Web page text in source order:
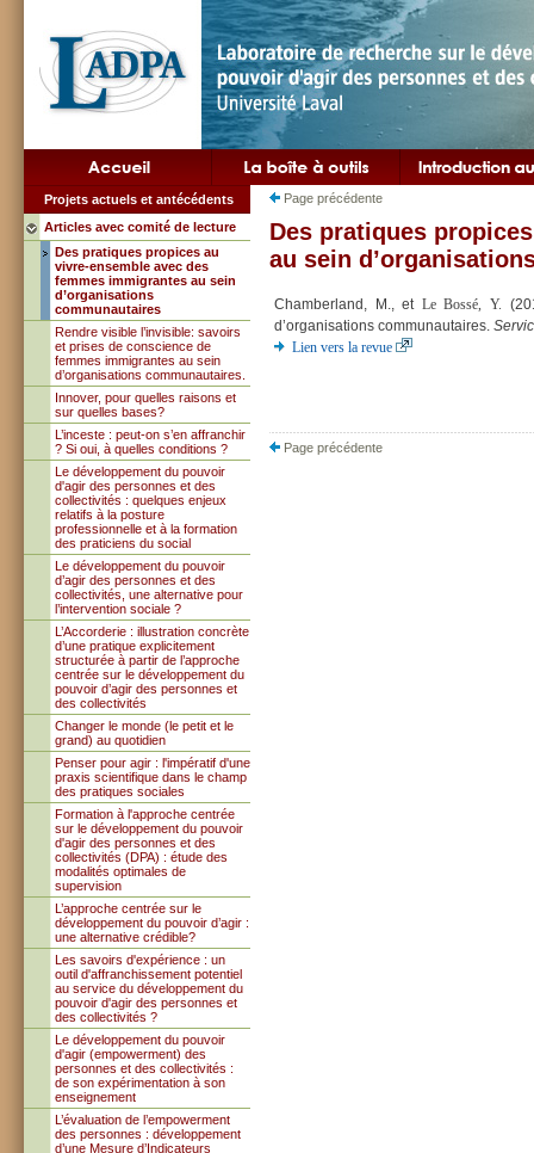
Projets actuels et antécédents
Articles avec comité de lecture
Des pratiques propices au
vivre-ensemble avec des
femmes immigrantes au sein
d’organisations
communautaires
Rendre visible l’invisible: savoirs
et prises de conscience de
femmes immigrantes au sein
d’organisations communautaires.
Innover, pour quelles raisons et
sur quelles bases?
L’inceste : peut-on s’en affranchir
? Si oui, à quelles conditions ?
Le développement du pouvoir
d'agir des personnes et des
collectivités : quelques enjeux
relatifs à la posture
professionnelle et à la formation
des praticiens du social
Le développement du pouvoir
d’agir des personnes et des
collectivités, une alternative pour
l’intervention sociale ?
L’Accorderie : illustration concrète
d’une pratique explicitement
structurée à partir de l’approche
centrée sur le développement du
pouvoir d’agir des personnes et
des collectivités
Changer le monde (le petit et le
grand) au quotidien
Penser pour agir : l'impératif d'une
praxis scientifique dans le champ
des pratiques sociales
Formation à l'approche centrée
sur le développement du pouvoir
d'agir des personnes et des
collectivités (DPA) : étude des
modalités optimales de
supervision
L’approche centrée sur le
développement du pouvoir d’agir :
une alternative crédible?
Les savoirs d'expérience : un
outil d'affranchissement potentiel
au service du développement du
pouvoir d'agir des personnes et
des collectivités ?
Le développement du pouvoir
d'agir (empowerment) des
personnes et des collectivités :
de son expérimentation à son
enseignement
L’évaluation de l’empowerment
des personnes : développement
d’une Mesure d’Indicateurs
Page précédente
Des pratiques
au sein
Chamberland, M., et Le Bossé, Y.
d’organisations communautaires.
Lien vers la revue
Page précédente